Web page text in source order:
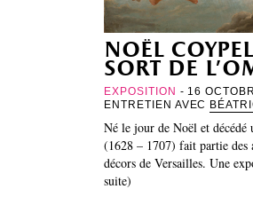
noël coypel
sort de
EXPOSITION - 16
ENTRETIEN AVEC
Né le jour de Noël et
(1628 – 1707) fait partie
décors de Versailles. Une
suite)